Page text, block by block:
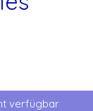
verfügbar